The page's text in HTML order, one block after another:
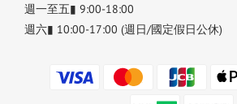
週一至五▮ 9:00-18:00
週六▮ 10:00-17:00 (週日/國定假日公休)